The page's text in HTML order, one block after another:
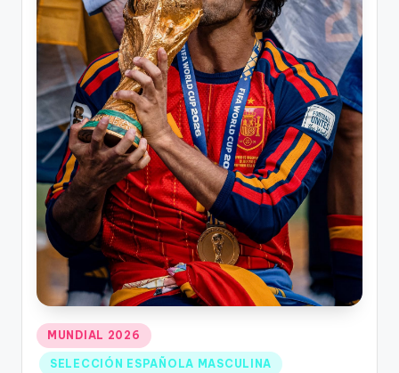
MUNDIAL 2026
SELECCIÓN ESPAÑOLA MASCULINA